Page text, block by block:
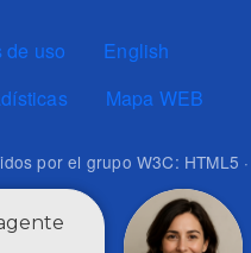
de uso
English
Mapa WEB
por el grupo W3C: HTML5 ·